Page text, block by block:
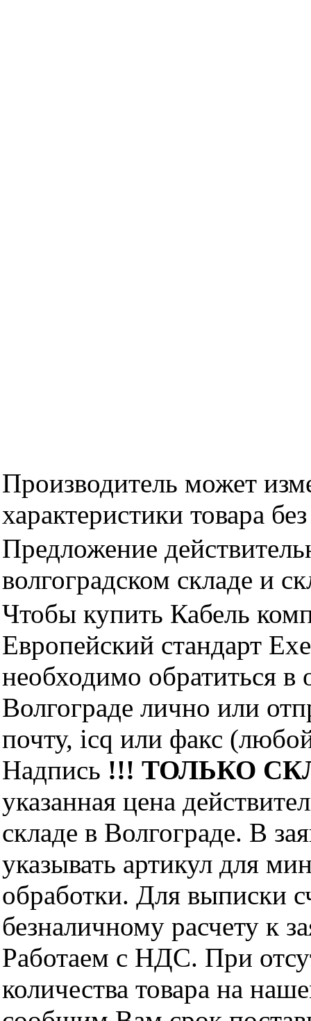
Производитель может
характеристики товара
Предложение
волгоградском складе и
Чтобы купить Кабель
Европейский стандарт
необходимо
Волгограде лично или
почту, icq или факс
Надпись !!! ТОЛЬКО
указанная цена
складе в Волгограде. В
указывать артикул для
обработки. Для выписки
безналичному расчету к
Работаем с НДС. При
количества товара на